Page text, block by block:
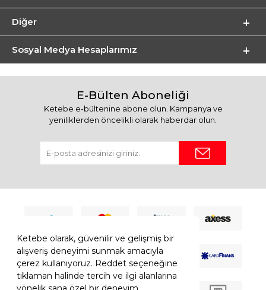
Ketebe olarak, güvenilir ve gelişmiş bir
alışveriş deneyimi sunmak amacıyla
çerez kullanıyoruz. Reddet seçeneğine
tıklaman halinde tercih ve ilgi alanlarına
Diğer
Sosyal Medya Hesaplarımız
E-Bülten Aboneliği
Ketebe e-bültenine abone olun. Kampanya ve
yeniliklerden öncelikli olarak haberdar olun.